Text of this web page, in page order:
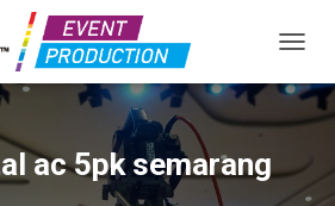
ac 5pk semarang